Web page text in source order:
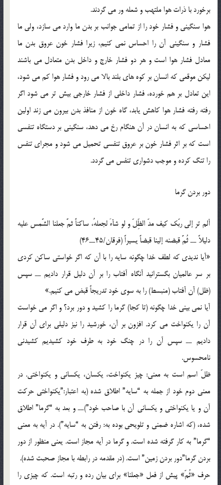
برخورد با ذرات هوا ملتهب و شعله ور مي گردند.
هوا سنگيني و فشار خود را از تمامي جوانب بر بدن ما وارد مي سازد، ولي ما
فشار و سنگيني آن را احساس نمي کنيم، زيرا فشار خون عروق بدن ما
معادل فشار هوا است و هر دو فشار خارج و داخل بدن متعادل مي باشند
ليکن موقعي که انسان بر کوه هاي بلند بالا مي رود و فشار هوا کم مي شود،
اين تعادل بر هم خورده، فشار داخلي از فشار خارجي بيش تر مي شود اگر
رفته رفته فشار هوا کاهش يابد، گاه خون از منافذ بدن بيرون مي زند اولين
احساسي که به انسان در آن هنگام رخ مي دهد، سنگيني بر دستگاه تنفسي
است که بر اثر فشار خون بر عروق تنفسي تحميل مي شود و مجراي تنفس
را تنگ کرده و موجب دشواري تنفس مي گردد.
دور بردن گرما
ألم تر إلي ربّک کيف مدّ الظِّلّ و لو شآءَ لجعلهُ، ساکناً ثمَّ جعلنا الشَّمس عليه
دليلاً ــ ثُمَّ قبضنه إلينا قبضاً يسيراً (فرقان/45ــ46)
«آيا نديدي که لطف خدا چگونه سايه را با آن که اگر خواستي ساکن کردي
بر سر عالميان بگسترانيد آنگاه آفتاب را بر آن دليل قرار داديم ــ سپس
(ظل) آن آفتاب (منبسط) را به سوي خود تدريجاً قبض مي کنيم.»
آيا نمي بيني خدا چگونه (تا کجا) گرما را کشيد و دور برد؟ و اگر مي خواست
آن را يکنواخت مي کرد. افزون بر آن، خورشيد را نيز دليلي براي آن قرار
داديم ــ سپس آن را در چنگ خود به طرف خود کشيديم کشيدني
نامحسوس.
ظلّ اسم است به معني: چيز يکنواخت، يکسان، يکساني و يکنواختي. در
معني دوم خود از جمله به “سايه” اطلاق شده (به اعتبار:”يکنواختي حرکت
آن و يا يکنواختي و يکساني آن با صاحب خود”)ــ و بعد به “گرما” اطلاق
شده، (که اشاره ضمني و تلويحي بوده به: رفتن به “سايه”). در آيه به معني
“گرما” به کار گرفته شده است. و گرما در آيه مجاز است. يعني منظور از دور
بردن گرما”دور بردن زمين” است. (در مقدمه در رابطه با مجاز صحبت شده).
حرف «ثُمّ» پيش از فعل «جعلنا» براي بيان رده و رتبه است. که چيزي را